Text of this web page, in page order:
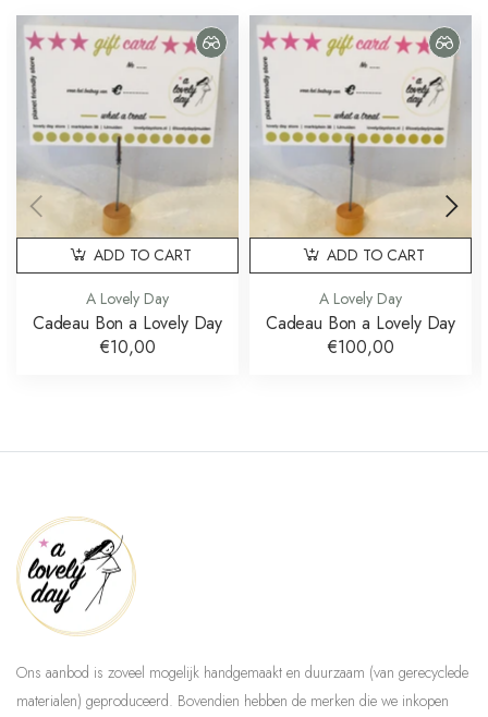
A Lovely Day
Cadeau Bon a Lovely Day
€10,00
ADD TO CART
A Lovely Day
Cadeau Bon a Lovely Day
€100,00
ADD TO CART
Ons aanbod is zoveel mogelijk handgemaakt en duurzaam (van gerecyclede
materialen) geproduceerd. Bovendien hebben de merken die we inkopen